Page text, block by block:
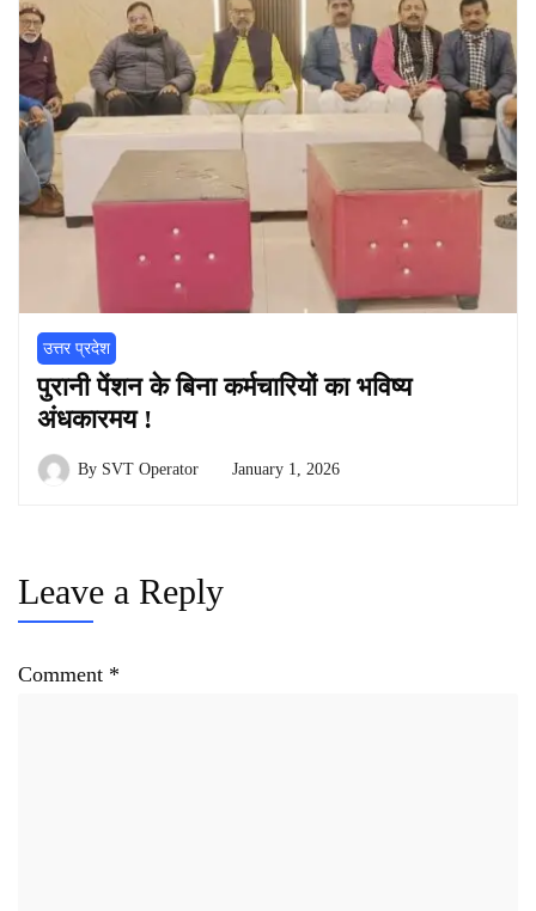
उत्तर प्रदेश
पुरानी पेंशन के बिना कर्मचारियों का भविष्य
अंधकारमय !
By SVT Operator January 1, 2026
Leave a Reply
Comment *